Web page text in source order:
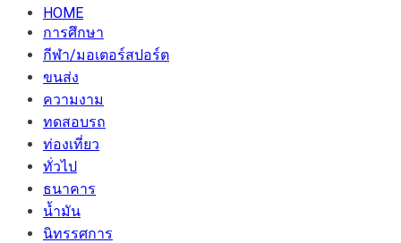
HOME
การศึกษา
กีฬา/มอเตอร์สปอร์ต
ขนส่ง
ความงาม
ทดสอบรถ
ท่องเที่ยว
ทั่วไป
ธนาคาร
น้ำมัน
นิทรรศการ